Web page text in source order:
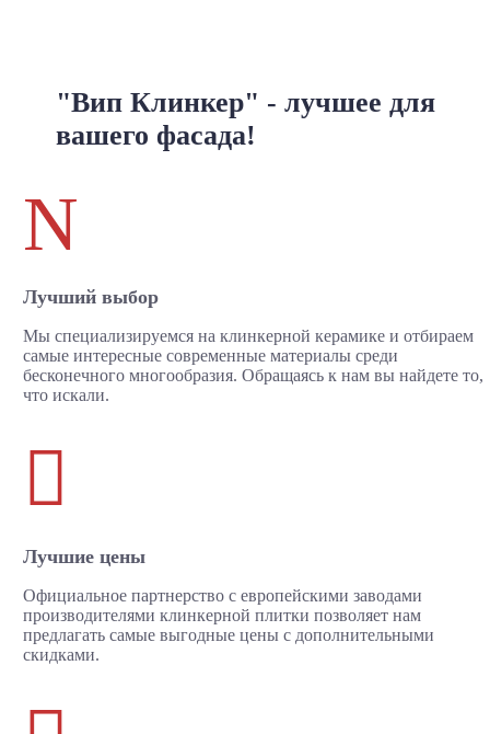
"Вип Клинкер" - лучшее для
вашего фасада!
N
Лучший выбор
Мы специализируемся на клинкерной керамике и отбираем
самые интересные современные материалы среди
бесконечного многообразия. Обращаясь к нам вы найдете то,
что искали.

Лучшие цены
Официальное партнерство с европейскими заводами
производителями клинкерной плитки позволяет нам
предлагать самые выгодные цены с дополнительными
скидками.